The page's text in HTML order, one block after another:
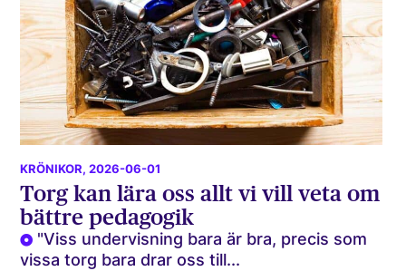
KRÖNIKOR, 2026-06-01
Torg kan lära oss allt vi vill veta om
bättre pedagogik
"Viss undervisning bara är bra, precis som
vissa torg bara drar oss till...